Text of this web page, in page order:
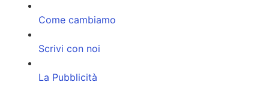
Come cambiamo
Scrivi con noi
La Pubblicità